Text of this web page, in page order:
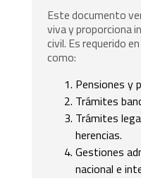
Este documento
viva y proporciona
civil. Es requerido
como:
Pensiones y
Trámites
Trámites
herencias.
Gestiones
nacional e